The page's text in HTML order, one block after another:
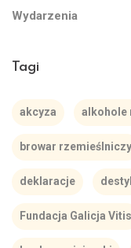
Wydarzenia
Tagi
akcyza alkohole
browar rzemieślniczy
deklaracje
Fundacja Galicja Vitis